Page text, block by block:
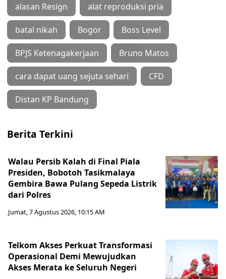
alasan Resign alat reproduksi pria
batal nikah Bogor Boss Level
BPJS Ketenagakerjaan Bruno Matos
cara dapat uang sejuta sehari CFD
Distan KP Bandung
Berita Terkini
Walau Persib Kalah di Final Piala
Presiden, Bobotoh Tasikmalaya
Gembira Bawa Pulang Sepeda Listrik
dari Polres
Jumat, 7 Agustus 2026, 10:15 AM
Telkom Akses Perkuat Transformasi
Operasional Demi Mewujudkan
Akses Merata ke Seluruh Negeri